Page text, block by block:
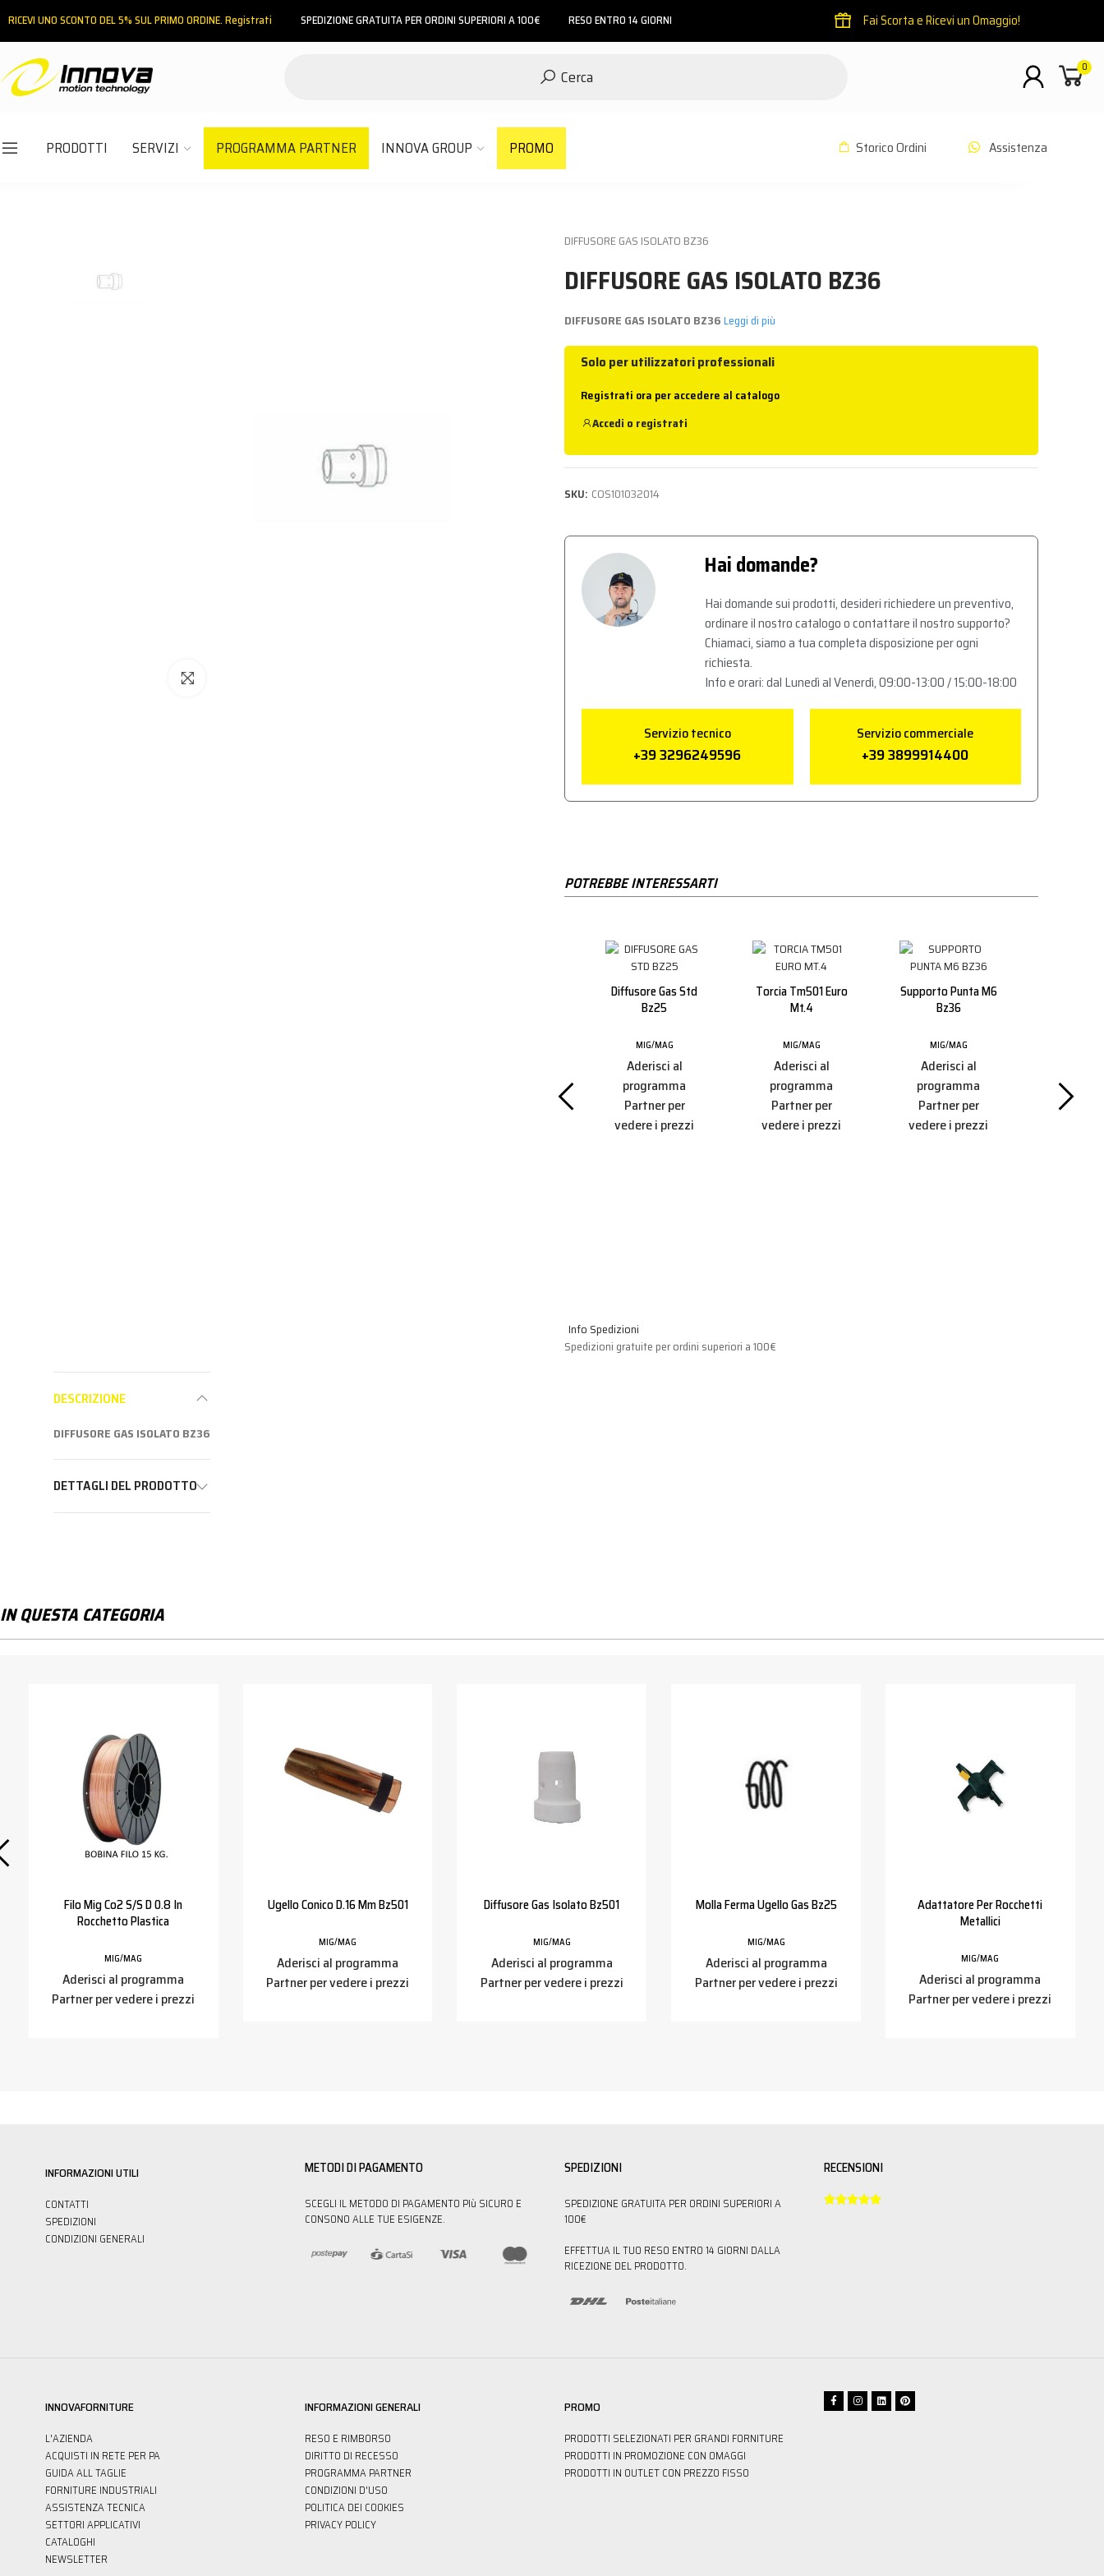
RICEVI UNO SCONTO DEL 5% SUL PRIMO ORDINE. Registrati SPEDIZIONE GRATUITA PER ORDINI SUPERIORI A 100€ RESO ENTRO 14 GIORNI Fai Scorta e Ricevi un Omaggio!
Cerca 0
PRODOTTI SERVIZI PROGRAMMA PARTNER INNOVA GROUP PROMO Storico Ordini Assistenza
DIFFUSORE GAS ISOLATO BZ36
DIFFUSORE GAS ISOLATO BZ36
DIFFUSORE GAS ISOLATO BZ36Leggi di più
Solo per utilizzatori professionali
Registrati ora per accedere al catalogo
Accedi o registrati
SKU: COS101032014
Hai domande?
Hai domande sui prodotti, desideri richiedere un preventivo,
ordinare il nostro catalogo o contattare il nostro supporto?
Chiamaci, siamo a tua completa disposizione per ogni
richiesta.
Info e orari: dal Lunedì al Venerdì, 09:00-13:00 / 15:00-18:00
Servizio tecnico
+39 3296249596
Servizio commerciale
+39 3899914400
POTREBBE INTERESSARTI
Diffusore Gas Std
Bz25
MIG/MAG
Aderisci al
programma
Partner per
vedere i prezzi
Torcia Tm501 Euro
Mt.4
MIG/MAG
Aderisci al
programma
Partner per
vedere i prezzi
Supporto Punta M6
Bz36
MIG/MAG
Aderisci al
programma
Partner per
vedere i prezzi
Ugello
Conico
Info Spedizioni
Spedizioni gratuite per ordini superiori a 100€
DESCRIZIONE
DIFFUSORE GAS ISOLATO BZ36
DETTAGLI DEL PRODOTTO
IN QUESTA CATEGORIA
Filo Mig Co2 S/s D 0.8 In
Rocchetto Plastica
MIG/MAG
Aderisci al programma
Partner per vedere i prezzi
Ugello Conico D.16 Mm Bz501
MIG/MAG
Aderisci al programma
Partner per vedere i prezzi
Diffusore Gas Isolato Bz501
MIG/MAG
Aderisci al programma
Partner per vedere i prezzi
Molla Ferma Ugello Gas Bz25
MIG/MAG
Aderisci al programma
Partner per vedere i prezzi
Adattatore Per Rocchetti
Metallici
MIG/MAG
Aderisci al programma
Partner per vedere i prezzi
INFORMAZIONI UTILI
CONTATTI
SPEDIZIONI
CONDIZIONI GENERALI
METODI DI PAGAMENTO
SCEGLI IL METODO DI PAGAMENTO PIù SICURO E
CONSONO ALLE TUE ESIGENZE.
SPEDIZIONI
SPEDIZIONE GRATUITA PER ORDINI SUPERIORI A
100€
EFFETTUA IL TUO RESO ENTRO 14 GIORNI DALLA
RICEZIONE DEL PRODOTTO.
RECENSIONI

INNOVAFORNITURE
L'AZIENDA
ACQUISTI IN RETE PER PA
GUIDA ALL TAGLIE
FORNITURE INDUSTRIALI
ASSISTENZA TECNICA
SETTORI APPLICATIVI
CATALOGHI
NEWSLETTER
INFORMAZIONI GENERALI
RESO E RIMBORSO
DIRITTO DI RECESSO
PROGRAMMA PARTNER
CONDIZIONI D'USO
POLITICA DEI COOKIES
PRIVACY POLICY
PROMO
PRODOTTI SELEZIONATI PER GRANDI FORNITURE
PRODOTTI IN PROMOZIONE CON OMAGGI
PRODOTTI IN OUTLET CON PREZZO FISSO